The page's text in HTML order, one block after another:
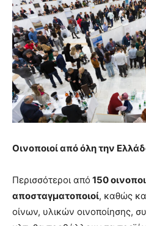
Οινοποιοί από όλη την
Περισσότεροι από 150
αποσταγματοποιοί, καθώς
οίνων, υλικών οινοποίησης,